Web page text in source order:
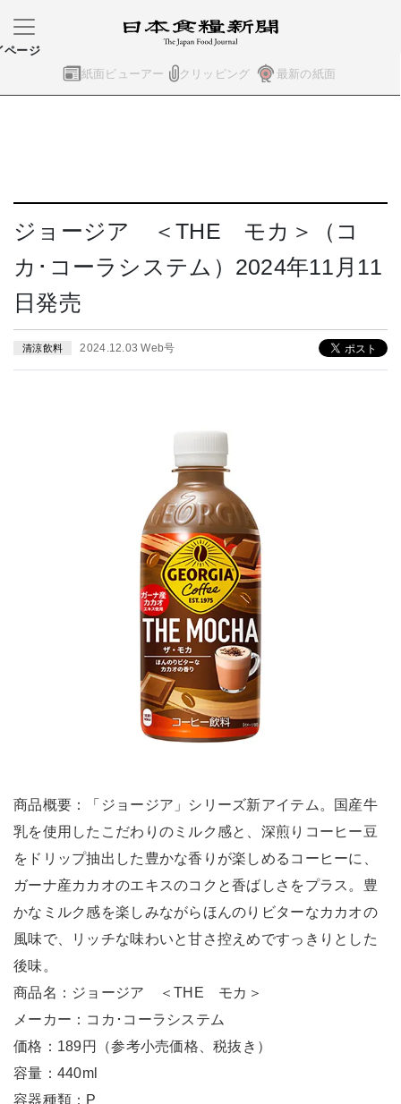
紙面ビューアー クリッピング 最新の紙面
ページ
ジョージア ＜THE モカ＞（コ
カ･コーラシステム）2024年11月11
日発売
清涼飲料 2024.12.03 Web号
商品概要：「ジョージア」シリーズ新アイテム。国産牛
乳を使用したこだわりのミルク感と、深煎りコーヒー豆
をドリップ抽出した豊かな香りが楽しめるコーヒーに、
ガーナ産カカオのエキスのコクと香ばしさをプラス。豊
かなミルク感を楽しみながらほんのりビターなカカオの
風味で、リッチな味わいと甘さ控えめですっきりとした
後味。
商品名：ジョージア ＜THE モカ＞
メーカー：コカ･コーラシステム
価格：189円（参考小売価格、税抜き）
容量：440ml
容器種類：P